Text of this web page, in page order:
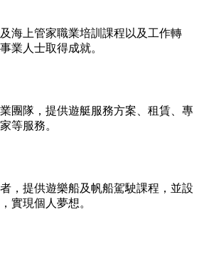
海上管家職業培訓課程以及工作轉
業人士取得成就。
團隊，提供遊艇服務方案、租賃、專
等服務。
，提供遊樂船及帆船駕駛課程，並設
實現個人夢想。